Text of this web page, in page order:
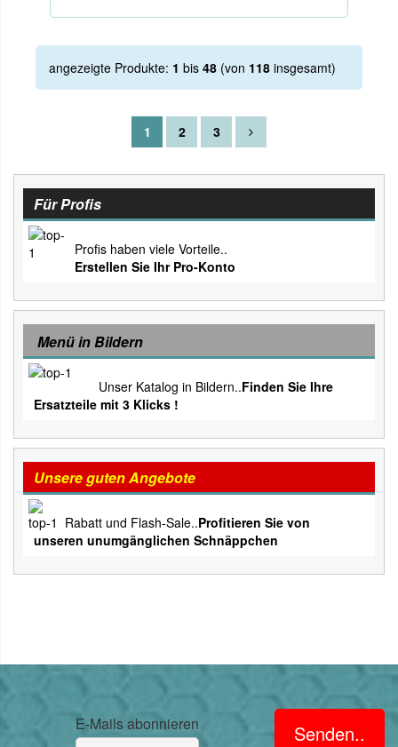
angezeigte Produkte: 1 bis 48 (von 118 insgesamt)
1 2 3
Für Profis
Profis haben viele Vorteile..
Erstellen Sie Ihr Pro-Konto
Menü in Bildern
Unser Katalog in Bildern..Finden Sie Ihre
Ersatzteile mit 3 Klicks !
Unsere guten Angebote
Rabatt und Flash-Sale..Profitieren Sie von
unseren unumgänglichen Schnäppchen
E-Mails abonnieren Senden..